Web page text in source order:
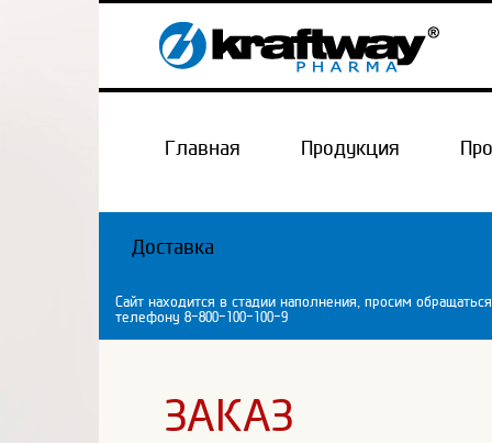
Главная Продукция
Доставка
Сайт находится в стадии наполнения, просим
телефону 8-800-100-100-9
ЗАКАЗ